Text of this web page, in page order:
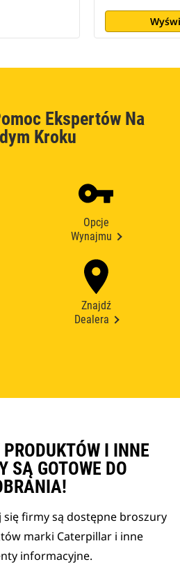
Ekspertów Na
Kroku
Opcje
Wynajmu
Znajdź
Dealera
PRODUKTÓW I INNE
SĄ GOTOWE DO
się firmy są dostępne broszury
marki Caterpillar i inne
informacyjne.